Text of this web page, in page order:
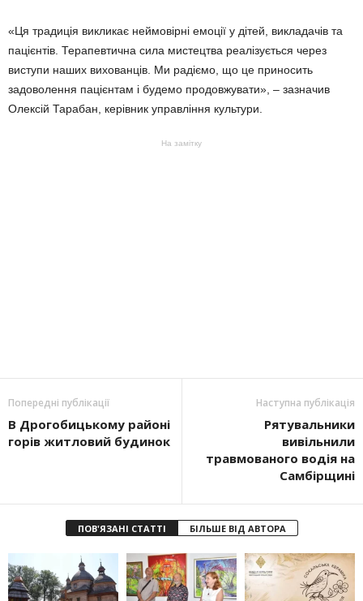
«Ця традиція викликає неймовірні емоції у дітей, викладачів та
пацієнтів. Терапевтична сила мистецтва реалізується через
виступи наших вихованців. Ми радіємо, що це приносить
задоволення пацієнтам і будемо продовжувати», – зазначив
Олексій Тарабан, керівник управління культури.
На замітку
Попередні публікації
В Дрогобицькому районі
горів житловий будинок
Наступна публікація
Рятувальники
вивільнили
травмованого водія на
Самбірщині
ПОВ'ЯЗАНІ СТАТТІ БІЛЬШЕ ВІД АВТОРА